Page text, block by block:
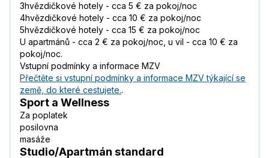
3hvězdičkové hotely - cca 5 € za pokoj/noc
4hvězdičkové hotely - cca 10 € za pokoj/noc
5hvězdičkové hotely - cca 15 € za pokoj/noc
U apartmánů - cca 2 € za pokoj/noc, u vil - cca 10 € za
pokoj/noc.
Vstupní podmínky a informace MZV
Přečtěte si vstupní podmínky a informace MZV týkající se
země, do které cestujete..
Sport a Wellness
Za poplatek
posilovna
masáže
Studio/Apartmán standard